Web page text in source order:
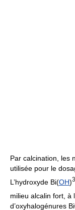
Par calcination, les
utilisée pour le
L’hydroxyde Bi(OH)3
milieu alcalin fort, à
d’oxyhalogénures